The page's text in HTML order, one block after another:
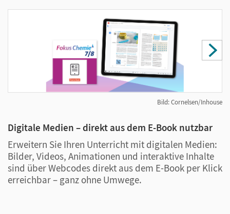
Bild: Cornelsen/Inhouse
Digitale Medien – direkt aus dem E-Book nutzbar
Erweitern Sie Ihren Unterricht mit digitalen Medien:
Bilder, Videos, Animationen und interaktive Inhalte
sind über Webcodes direkt aus dem E-Book per Klick
erreichbar – ganz ohne Umwege.